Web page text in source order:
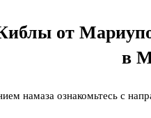
от
в
намаза ознакомьтесь с